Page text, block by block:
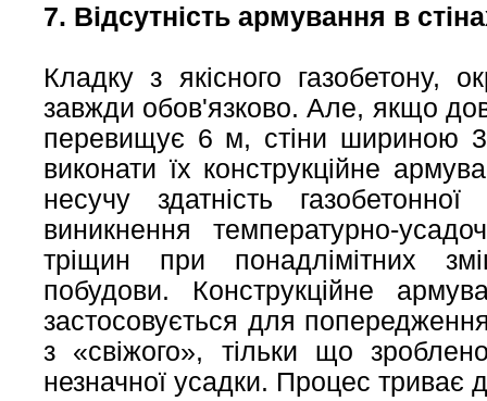
7. Відсутність армування в
Кладку з якісного газобетону,
завжди обов'язково. Але, якщо
перевищує 6 м, стіни шириною
виконати їх конструкційне
несучу здатність
виникнення температурно-
тріщин при понадлімітних
побудови. Конструкційне
застосовується для
з «свіжого», тільки що
незначної усадки. Процес триває